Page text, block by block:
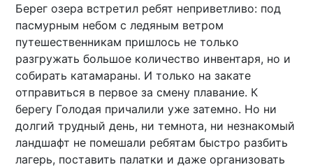
Берег озера встретил ребят неприветливо: под
пасмурным небом с ледяным ветром
путешественникам пришлось не только
разгружать большое количество инвентаря, но и
собирать катамараны. И только на закате
отправиться в первое за смену плавание. К
берегу Голодая причалили уже затемно. Но ни
долгий трудный день, ни темнота, ни незнакомый
ландшафт не помешали ребятам быстро разбить
лагерь, поставить палатки и даже организовать